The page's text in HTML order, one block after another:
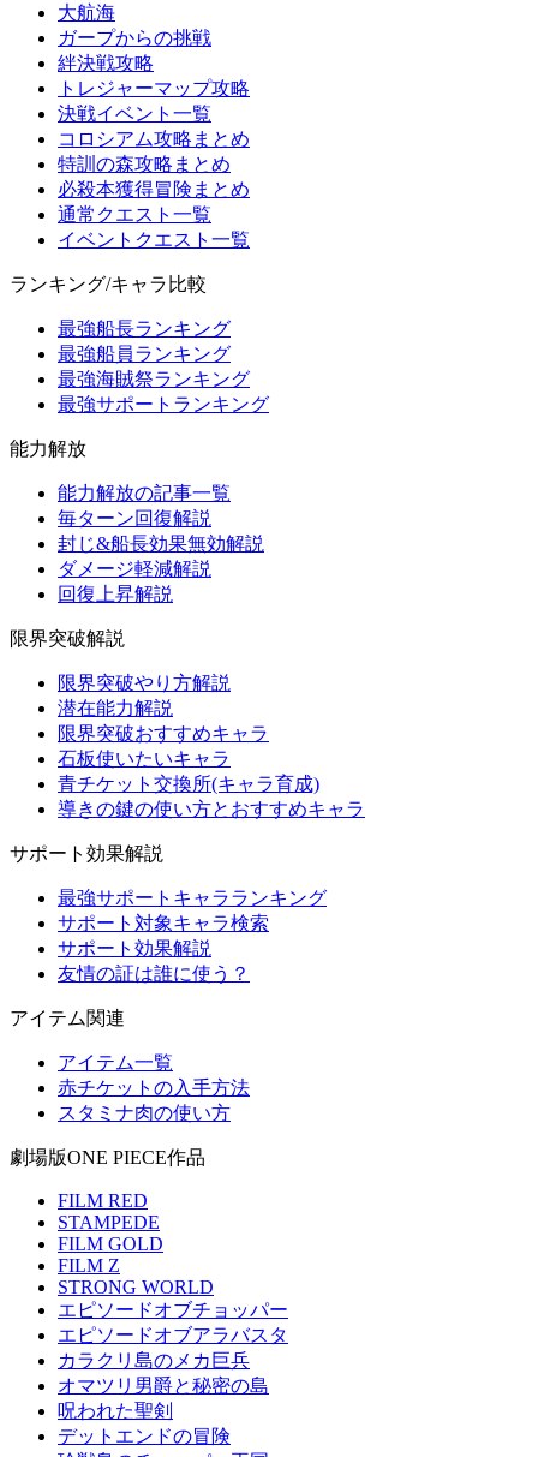
大航海
ガープからの挑戦
絆決戦攻略
トレジャーマップ攻略
決戦イベント一覧
コロシアム攻略まとめ
特訓の森攻略まとめ
必殺本獲得冒険まとめ
通常クエスト一覧
イベントクエスト一覧
ランキング/キャラ比較
最強船長ランキング
最強船員ランキング
最強海賊祭ランキング
最強サポートランキング
能力解放
能力解放の記事一覧
毎ターン回復解説
封じ&船長効果無効解説
ダメージ軽減解説
回復上昇解説
限界突破解説
限界突破やり方解説
潜在能力解説
限界突破おすすめキャラ
石板使いたいキャラ
青チケット交換所(キャラ育成)
導きの鍵の使い方とおすすめキャラ
サポート効果解説
最強サポートキャラランキング
サポート対象キャラ検索
サポート効果解説
友情の証は誰に使う？
アイテム関連
アイテム一覧
赤チケットの入手方法
スタミナ肉の使い方
劇場版ONE PIECE作品
FILM RED
STAMPEDE
FILM GOLD
FILM Z
STRONG WORLD
エピソードオブチョッパー
エピソードオブアラバスタ
カラクリ島のメカ巨兵
オマツリ男爵と秘密の島
呪われた聖剣
デットエンドの冒険